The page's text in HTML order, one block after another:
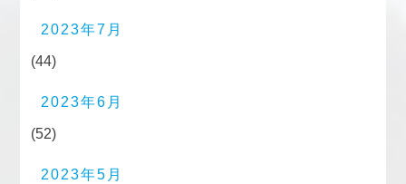
2023年7月
(44)
2023年6月
(52)
2023年5月